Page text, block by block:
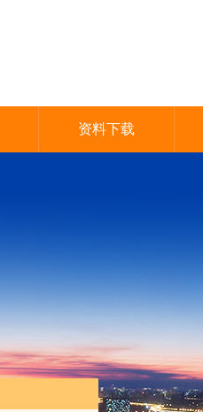
资料下载